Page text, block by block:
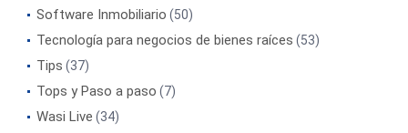
Software Inmobiliario (50)
Tecnología para negocios de bienes raíces (53)
Tips (37)
Tops y Paso a paso (7)
Wasi Live (34)